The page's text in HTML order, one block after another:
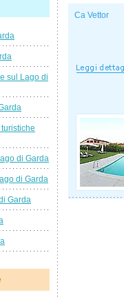
Ca Vettor
sul Lago di
di Garda
di Garda
Garda